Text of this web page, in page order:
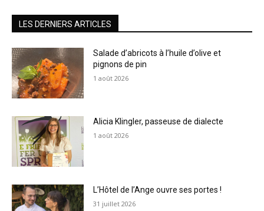
LES DERNIERS ARTICLES
Salade d’abricots à l’huile d’olive et
pignons de pin
1 août 2026
Alicia Klingler, passeuse de dialecte
1 août 2026
L’Hôtel de l’Ange ouvre ses portes !
31 juillet 2026